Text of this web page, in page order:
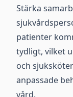
Stärka
patienter
tydligt, vilket
och
anpassade
vård.